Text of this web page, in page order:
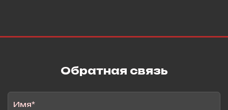
Обратная связь